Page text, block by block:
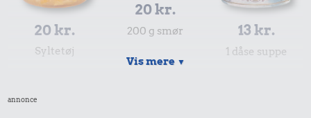
20 kr.
Syltetøj
20 kr.
200 g smør 13 kr.
1 dåse suppe
Vis mere ▼
annonce